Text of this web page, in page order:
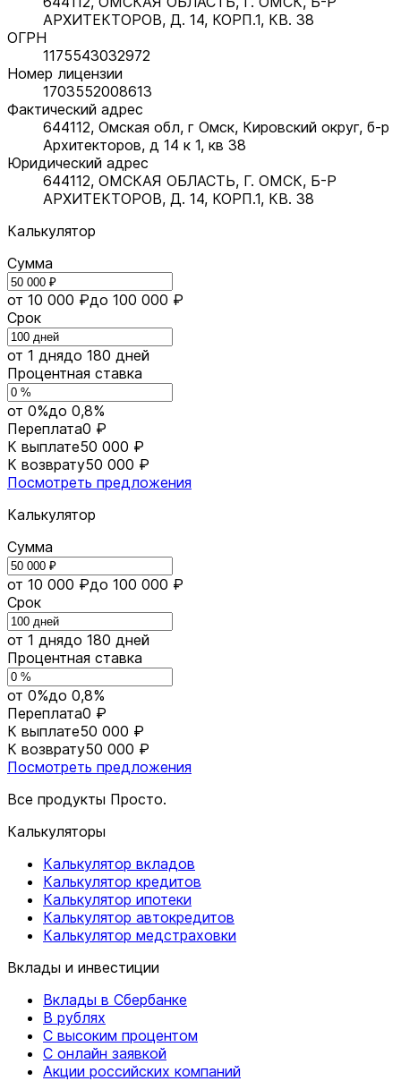
АРХИТЕКТОРОВ, Д. 14, КОРП.1, КВ. 38
ОГРН
1175543032972
Номер лицензии
1703552008613
Фактический адрес
644112, Омская обл, г Омск, Кировский округ, б-р
Архитекторов, д 14 к 1, кв 38
Юридический адрес
644112, ОМСКАЯ ОБЛАСТЬ, Г. ОМСК, Б-Р
АРХИТЕКТОРОВ, Д. 14, КОРП.1, КВ. 38
Калькулятор
Сумма
от 10 000 ₽до 100 000 ₽
Срок
от 1 днядо 180 дней
Процентная ставка
от 0%до 0,8%
Переплата0 ₽
К выплате50 000 ₽
К возврату50 000 ₽
Посмотреть предложения
Калькулятор
Сумма
от 10 000 ₽до 100 000 ₽
Срок
от 1 днядо 180 дней
Процентная ставка
от 0%до 0,8%
Переплата0 ₽
К выплате50 000 ₽
К возврату50 000 ₽
Посмотреть предложения
Все продукты Просто.
Калькуляторы
Калькулятор вкладов
Калькулятор кредитов
Калькулятор ипотеки
Калькулятор автокредитов
Калькулятор медстраховки
Вклады и инвестиции
Вклады в Сбербанке
В рублях
С высоким процентом
С онлайн заявкой
Акции российских компаний